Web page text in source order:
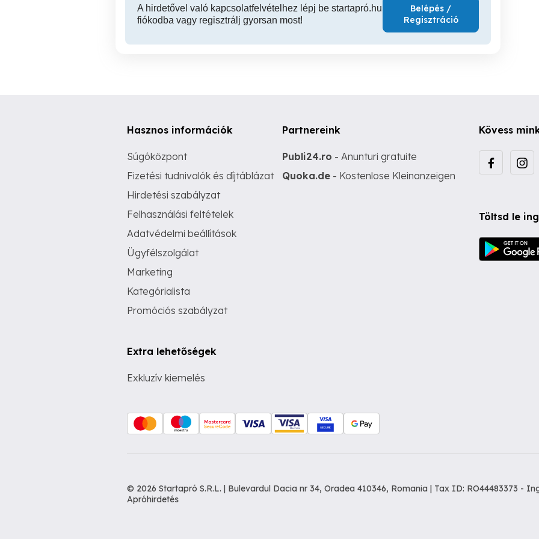
A hirdetővel való kapcsolatfelvételhez lépj be startapró.hu
fiókodba vagy regisztrálj gyorsan most!
Belépés /
Regisztráció
Hasznos információk
Súgóközpont
Fizetési tudnivalók és díjtáblázat
Hirdetési szabályzat
Felhasználási feltételek
Adatvédelmi beállítások
Ügyfélszolgálat
Marketing
Kategórialista
Promóciós szabályzat
Extra lehetőségek
Exkluzív kiemelés
Partnereink
Publi24.ro - Anunturi gratuite
Quoka.de - Kostenlose Kleinanzeigen
Kövess
Töltsd le
© 2026 Startapró S.R.L. | Bulevardul Dacia nr 34, Oradea 410346, Romania | Tax ID: RO44483373 -
Apróhirdetés